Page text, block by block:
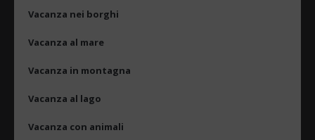
Vacanza nei borghi
Vacanza al mare
Vacanza in montagna
Vacanza al lago
Vacanza con animali